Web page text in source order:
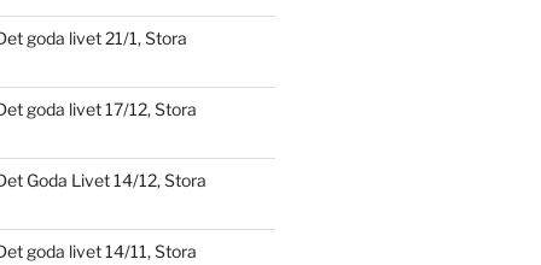
goda livet 21/1, Stora
goda livet 17/12, Stora
Goda Livet 14/12, Stora
goda livet 14/11, Stora